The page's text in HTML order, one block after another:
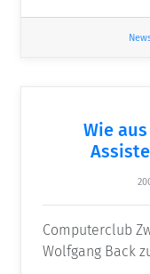
Wie
Computerclub
Wolfgang Back